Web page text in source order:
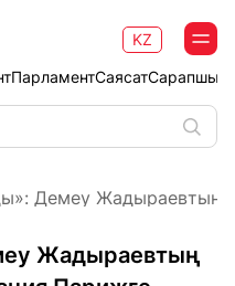
ПарламентСаясат
KZ
Демеу Жадыраевтың
Жадыраевтың